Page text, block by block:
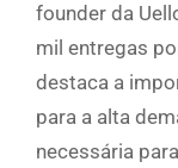
founder da
mil entregas
destaca a
para a alta
necessária